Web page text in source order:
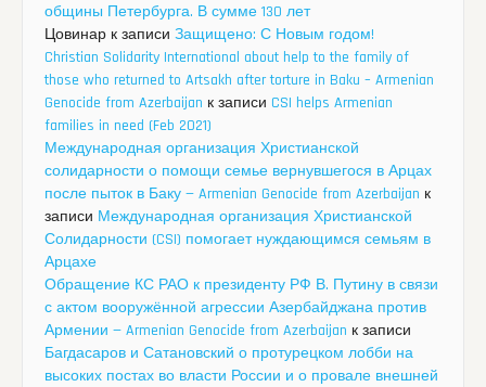
общины Петербурга. В сумме 130 лет
Цовинар к записи Защищено: С Новым годом!
Christian Solidarity International about help to the family of
those who returned to Artsakh after torture in Baku – Armenian
Genocide from Azerbaijan к записи CSI helps Armenian
families in need (Feb 2021)
Международная организация Христианской
солидарности о помощи семье вернувшегося в Арцах
после пыток в Баку — Armenian Genocide from Azerbaijan к
записи Международная организация Христианской
Солидарности (CSI) помогает нуждающимся семьям в
Арцахе
Обращение КС РАО к президенту РФ В. Путину в связи
с актом вооружённой агрессии Азербайджана против
Армении — Armenian Genocide from Azerbaijan к записи
Багдасаров и Сатановский о протурецком лобби на
высоких постах во власти России и о провале внешней